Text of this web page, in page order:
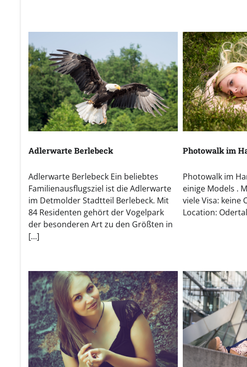
Adlerwarte Berlebeck
Adlerwarte Berlebeck Ein beliebtes
Familienausflugsziel ist die Adlerwarte
im Detmolder Stadtteil Berlebeck. Mit
84 Residenten gehört der Vogelpark
der besonderen Art zu den Größten in
[…]
Photowalk im
Photowalk im
einige Models .
viele Visa: keine
Location: